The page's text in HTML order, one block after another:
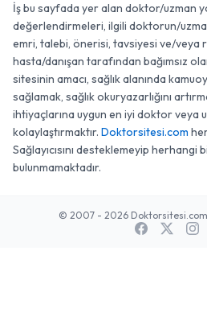
İş bu sayfada yer alan doktor/uzman
değerlendirmeleri, ilgili doktorun/
emri, talebi, önerisi, tavsiyesi ve/veya
hasta/danışan tarafından bağımsız
sitesinin amacı, sağlık alanında
sağlamak, sağlık okuryazarlığını
ihtiyaçlarına uygun en iyi doktor veya
kolaylaştırmaktır. Doktorsitesi.com
Sağlayıcısını desteklemeyip
bulunmamaktadır.
© 2007 - 2026 Doktorsitesi.com.